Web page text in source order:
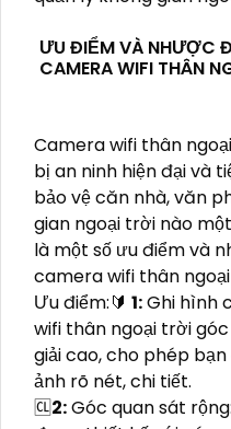
ƯU ĐIỂM VÀ NHƯỢC
CAMERA WIFI THÂN
Camera wifi thân
bị an ninh hiện đại và
bảo vệ căn nhà, văn
gian ngoại trời nào
là một số ưu điểm và
camera wifi thân
Ưu điểm:🔰 1:Ghi hình
wifi thân ngoại trời
giải cao, cho phép
ảnh rõ nét, chi tiết.
🆑2:Góc quan sát